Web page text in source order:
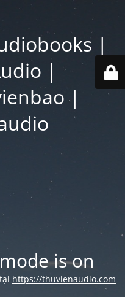
|
|
|
is on
https://thuvienaudio.com